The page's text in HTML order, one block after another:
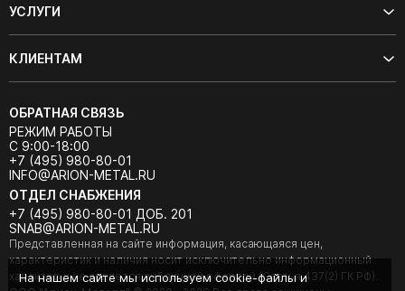
УСЛУГИ
КЛИЕНТАМ
ОБРАТНАЯ СВЯЗЬ
РЕЖИМ РАБОТЫ
С 9:00-18:00
+7 (495) 980-80-01
INFO@ARION-METAL.RU
ОТДЕЛ СНАБЖЕНИЯ
+7 (495) 980-80-01 ДОБ. 201
SNAB@ARION-METAL.RU
Представленная на сайте информация, касающаяся цен,
характеристик и наличия носит исключительно информационный
характер и не является публичной офертой (Статья 437(2) ГК РФ).
На нашем сайте мы используем cookie-файлы и